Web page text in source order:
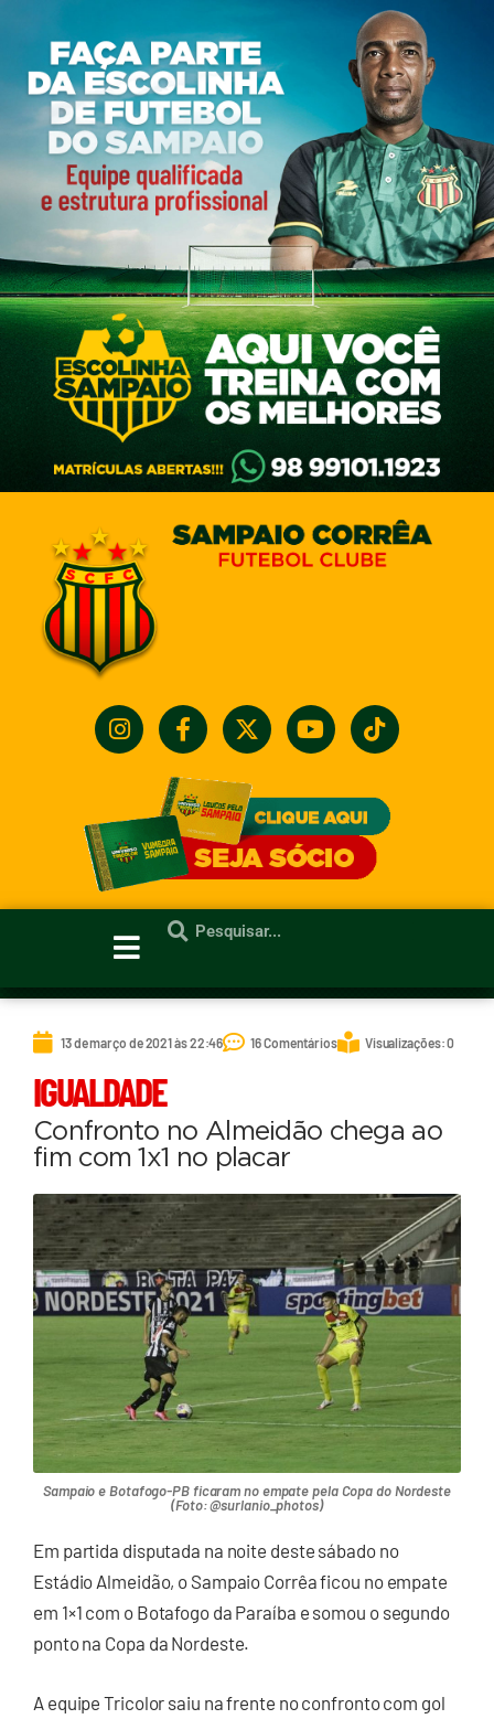
13 de março de 2021 às 22:46 16 Comentários Visualizações: 0
IGUALDADE
Confronto no Almeidão chega ao
fim com 1x1 no placar
Sampaio e Botafogo-PB ficaram no empate pela Copa do Nordeste
(Foto: @surlanio_photos)
Em partida disputada na noite deste sábado no
Estádio Almeidão, o Sampaio Corrêa ficou no empate
em 1×1 com o Botafogo da Paraíba e somou o segundo
ponto na Copa da Nordeste.
A equipe Tricolor saiu na frente no confronto com gol